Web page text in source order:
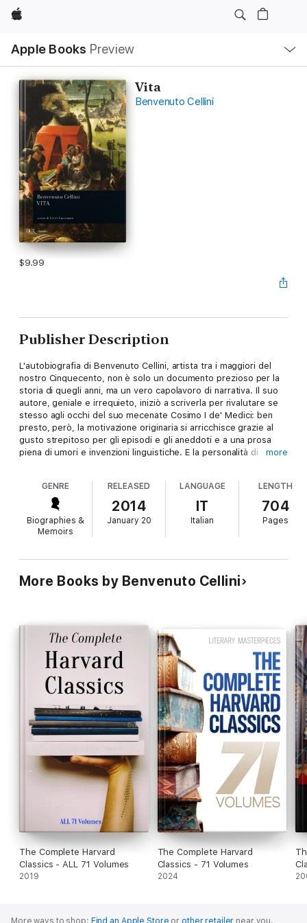
Apple
Apple Books Preview
Nav
Open
Menu
Vita
Benvenuto Cellini
$9.99
Publisher Description
L'autobiografia di Benvenuto Cellini, artista tra i maggiori del
nostro Cinquecento, non è solo un documento prezioso per la
storia di quegli anni, ma un vero capolavoro di narrativa. Il suo
autore, geniale e irrequieto, iniziò a scriverla per rivalutare se
stesso agli occhi del suo mecenate Cosimo I de' Medici: ben
presto, però, la motivazione originaria si arricchisce grazie al
gusto strepitoso per gli episodi e gli aneddoti e a una prosa
piena di umori e invenzioni linguistiche. E la personalità di
questa edizione viene riproposta al lettore l'innovativa
interpretazione della Vita di Ettore Camesasca.
more
GENRE
Biographies &
Memoirs
RELEASED
2014
January 20
LANGUAGE
IT
Italian
LENGTH
704
Pages
More Books by Benvenuto Cellini
The Complete Harvard
Classics - ALL 71 Volumes
2019
The Complete Harvard
Classics - 71 Volumes
2024
More ways to shop: Find an Apple Store or other retailer near you.